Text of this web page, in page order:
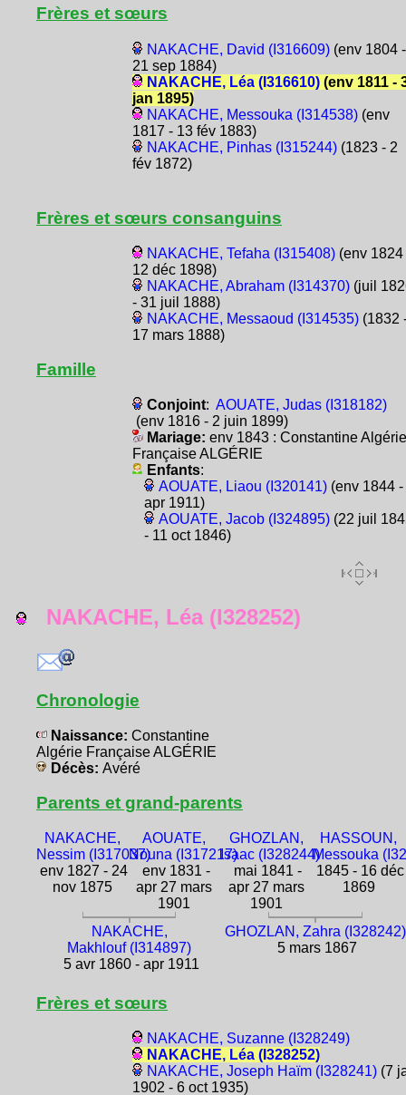
Frères et sœurs
NAKACHE, David (I316609)(env 1804 -
21 sep 1884)
NAKACHE, Léa (I316610)(env 1811 -
jan 1895)
NAKACHE, Messouka (I314538)(env
1817 - 13 fév 1883)
NAKACHE, Pinhas (I315244)(1823 - 2
fév 1872)
Frères et sœurs consanguins
NAKACHE, Tefaha (I315408)(env 1824
12 déc 1898)
NAKACHE, Abraham (I314370)(juil
- 31 juil 1888)
NAKACHE, Messaoud (I314535)(1832
17 mars 1888)
Famille
Conjoint: AOUATE, Judas (I318182)
(env 1816 - 2 juin 1899)
Mariage: env 1843 : Constantine Algérie
Française ALGÉRIE
Enfants:
AOUATE, Liaou (I320141)(env 1844 -
apr 1911)
AOUATE, Jacob (I324895)(22 juil
- 11 oct 1846)
NAKACHE, Léa (I328252)
Chronologie
Naissance: Constantine
Algérie Française ALGÉRIE
Décès: Avéré
Parents et grand-parents
NAKACHE,
Nessim (I317037)
env 1827 - 24
nov 1875
AOUATE,
Nouna (I317217)
env 1831 -
apr 27 mars
1901
GHOZLAN,
Isaac (I328244)
mai 1841 -
apr 27 mars
1901
HASSOUN,
Messouka
1845 - 16 déc
1869
NAKACHE,
Makhlouf (I314897)
5 avr 1860 - apr 1911
GHOZLAN, Zahra (I328242)
5 mars 1867
Frères et sœurs
NAKACHE, Suzanne (I328249)
NAKACHE, Léa (I328252)
NAKACHE, Joseph Haïm (I328241)(7
1902 - 6 oct 1935)